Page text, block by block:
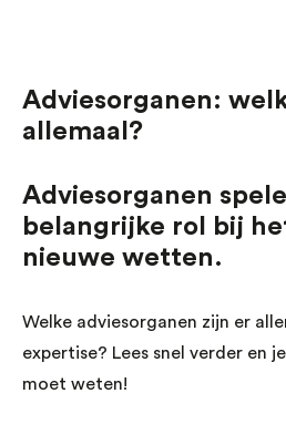
Adviesorganen:
allemaal?
Adviesorganen
belangrijke rol bij
nieuwe wetten.
Welke adviesorganen zijn er
expertise? Lees snel verder en
moet weten!